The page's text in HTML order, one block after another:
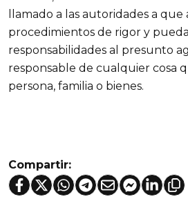
llamado a las autoridades a que
procedimientos de rigor y
responsabilidades al presunto
responsable de cualquier cosa
persona, familia o bienes.
Compartir: